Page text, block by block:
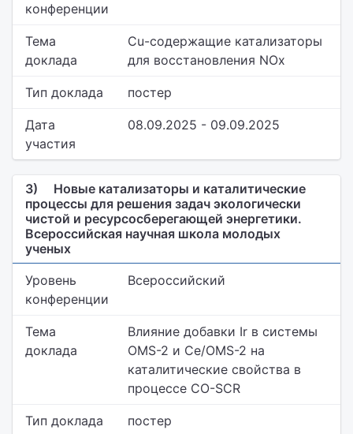
конференции
Тема
доклада
Cu-содержащие катализаторы
для восстановления NOx
Тип доклада постер
Дата
участия
08.09.2025 - 09.09.2025
3)
Новые катализаторы и каталитические
процессы для решения задач экологически
чистой и ресурсосберегающей энергетики.
Всероссийская научная школа молодых
ученых
Уровень
конференции
Всероссийский
Тема
доклада
Влияние добавки Ir в системы
OMS-2 и Ce/OMS-2 на
каталитические свойства в
процессе CO-SCR
Тип доклада постер